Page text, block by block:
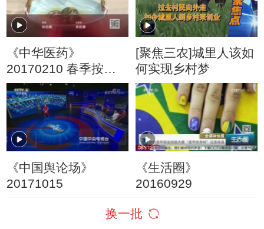
《中华医药》
20170210 春季按月
来养肝
[聚焦三农]城里人该如
何实现乡村梦
《中国舆论场》
20171015
《生活圈》
20160929
换一批